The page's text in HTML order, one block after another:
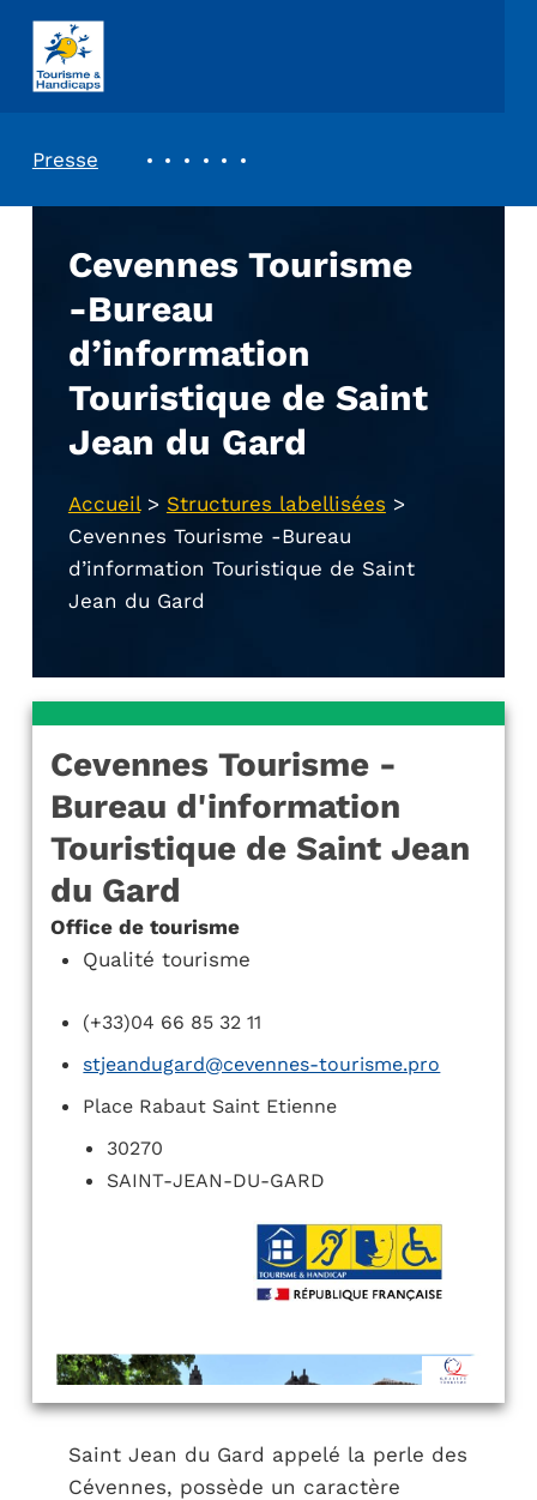
ASSOCIATION TOURISME ET HANDICAPS
Presse
Cevennes Tourisme
-Bureau
d’information
Touristique de Saint
Jean du Gard
Accueil> Structures labellisées >
Cevennes Tourisme -Bureau
d’information Touristique de Saint
Jean du Gard
Cevennes Tourisme -
Bureau d'information
Touristique de Saint Jean
du Gard
Office de tourisme
Qualité tourisme
(+33)04 66 85 32 11
stjeandugard@cevennes-tourisme.pro
Place Rabaut Saint Etienne
30270
SAINT-JEAN-DU-GARD
Saint Jean du Gard appelé la perle des
Cévennes, possède un caractère